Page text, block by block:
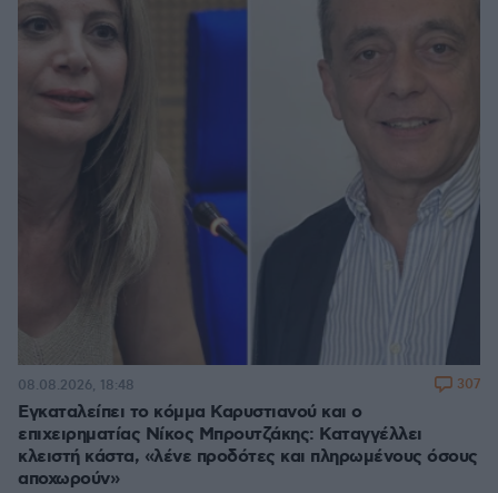
Εγκαταλείπει το κόμμα Καρυστιανού και ο
επιχειρηματίας Νίκος Μπρουτζάκης: Καταγγέλλει
κλειστή κάστα, «λένε προδότες και πληρωμένους όσους
αποχωρούν»
08.08.2026, 18:48 307